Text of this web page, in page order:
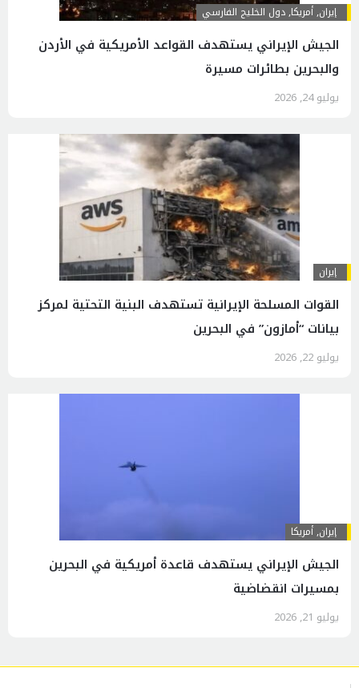
إيران,أمريكا,دول الخليج الفارسي
الجيش الإيراني يستهدف القواعد الأمريكية في الأردن
والبحرين بطائرات مسيرة
يوليو 24, 2026
إيران
القوات المسلحة الإيرانية تستهدف البنية التحتية لمركز
بيانات “أمازون” في البحرين
يوليو 22, 2026
إيران,أمريكا
الجیش الإیراني يستهدف قاعدة أمريكية في البحرين
بمسيرات انقضاضیة
يوليو 21, 2026